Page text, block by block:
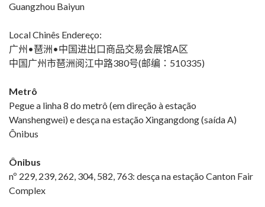
Guangzhou Baiyun
Local Chinês Endereço:
广州•琶洲•中国进出口商品交易会展馆A区
中国广州市琶洲阅江中路380号(邮编：510335)
Metrô
Pegue a linha 8 do metrô (em direção à estação
Wanshengwei) e desça na estação Xingangdong (saída A)
Ônibus
Ônibus
nº 229, 239, 262, 304, 582, 763: desça na estação Canton Fair
Complex